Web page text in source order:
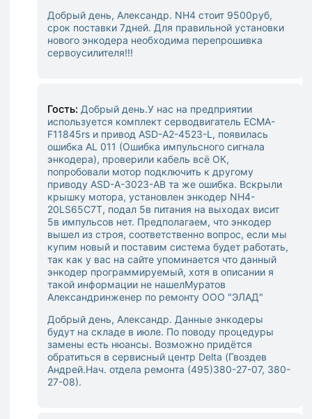
Добрый день, Александр. NH4 стоит 9500руб,
срок поставки 7дней. Для правильной установки
нового энкодера необходима перепрошивка
сервоусилителя!!!
Гость: Добрый день.У нас на предприятии
используется комплект серводвигатель ECMA-
F11845rs и привод ASD-A2-4523-L, появилась
ошибка AL 011 (Ошибка импульсного сигнала
энкодера), проверили кабель всё ОК,
попробовали мотор подключить к другому
приводу ASD-A-3023-АВ та же ошибка. Вскрыли
крышку мотора, установлен энкодер NH4-
20LS65C7T, подал 5в питания на выходах висит
5в импульсов нет. Предполагаем, что энкодер
вышел из строя, соответственно вопрос, если мы
купим новый и поставим система будет работать,
так как у вас на сайте упоминается что данный
энкодер программируемый, хотя в описании я
такой информации не нашелМуратов
Александринженер по ремонту ООО "ЭЛАД"
Добрый день, Александр. Данные энкодеры
будут на складе в июле. По поводу процедуры
замены есть нюансы. Возможно придётся
обратиться в сервисный центр Delta (Гвоздев
Андрей.Нач. отдела ремонта (495)380-27-07, 380-
27-08).